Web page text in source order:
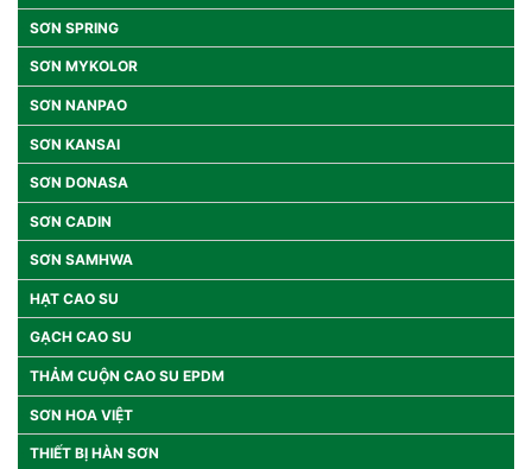
SƠN SPRING
SƠN MYKOLOR
SƠN NANPAO
SƠN KANSAI
SƠN DONASA
SƠN CADIN
SƠN SAMHWA
HẠT CAO SU
GẠCH CAO SU
THẢM CUỘN CAO SU EPDM
SƠN HOA VIỆT
THIẾT BỊ HÀN SƠN